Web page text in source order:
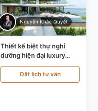
Nguyễn Khắc Quyết
Thiết kế biệt thự nghỉ
dưỡng hiện đại luxury
700m² tại Đà Nẵng
KT24616Đặt lịch tư vấn